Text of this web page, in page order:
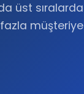
üst sıralarda
müşteriye